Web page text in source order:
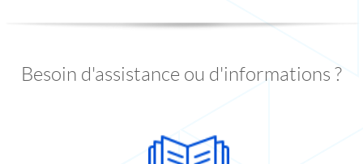
Besoin d'assistance ou d'informations ?